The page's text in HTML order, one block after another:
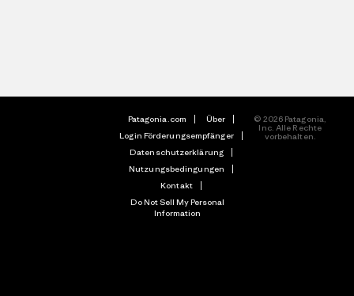
Patagonia.com
Über
Login Förderungsempfänger
Datenschutzerklärung
Nutzungsbedingungen
Kontakt
Do Not Sell My Personal
Information
© 2026 Patagonia,
Inc. Alle Rechte
vorbehalten.